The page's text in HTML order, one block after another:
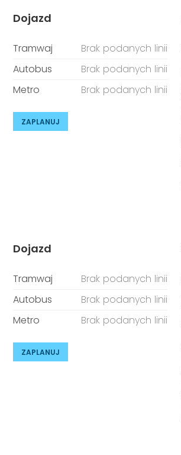
Dojazd
Tramwaj
Brak podanych linii
Autobus
Brak podanych linii
Metro
Brak podanych linii
ZAPLANUJ
Dojazd
Tramwaj
Brak podanych linii
Autobus
Brak podanych linii
Metro
Brak podanych linii
ZAPLANUJ